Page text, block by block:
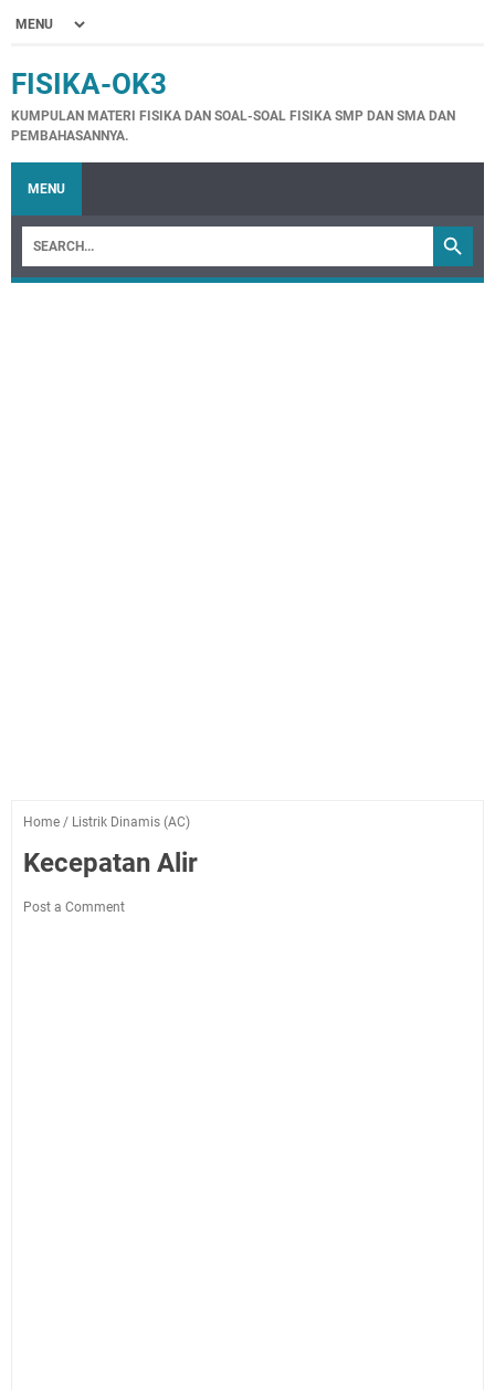
FISIKA-OK3
KUMPULAN MATERI FISIKA DAN SOAL-SOAL FISIKA SMP DAN SMA DAN
PEMBAHASANNYA.
MENU
Home / Listrik Dinamis (AC)
Kecepatan Alir
Post a Comment